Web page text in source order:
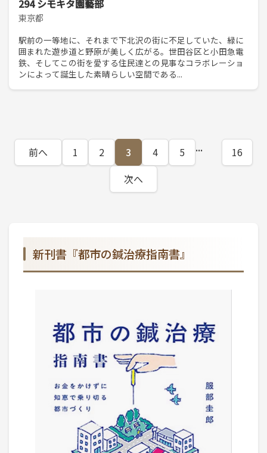
294 シモキタ園藝部
東京都
駅前の一等地に、それまで下北沢の街に不足していた、緑に
囲まれた遊歩道と野原が美しく広がる。世田谷区と小田急電
鉄、そしてこの街を愛する住民達との見事なコラボレーショ
ンによって誕生した素晴らしい空間である...
前へ 1 2 3 4 5 ...
16
次へ
新刊書『都市の鍼治療指南書』